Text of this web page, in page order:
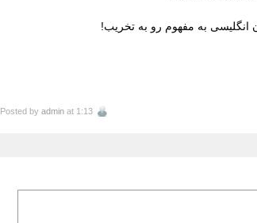
به مفهوم رو به تخریب!
Posted by admin at 1:13 ب.ظ